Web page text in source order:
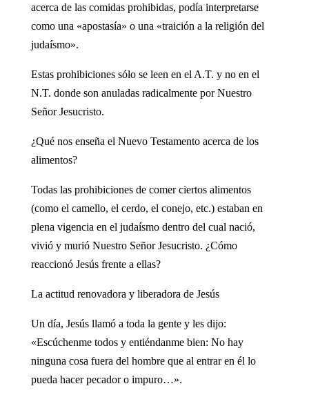
acerca de las comidas prohibidas, podía interpretarse
como una «apostasía» o una «traición a la religión del
judaísmo».
Estas prohibiciones sólo se leen en el A.T. y no en el
N.T. donde son anuladas radicalmente por Nuestro
Señor Jesucristo.
¿Qué nos enseña el Nuevo Testamento acerca de los
alimentos?
Todas las prohibiciones de comer ciertos alimentos
(como el camello, el cerdo, el conejo, etc.) estaban en
plena vigencia en el judaísmo dentro del cual nació,
vivió y murió Nuestro Señor Jesucristo. ¿Cómo
reaccionó Jesús frente a ellas?
La actitud renovadora y liberadora de Jesús
Un día, Jesús llamó a toda la gente y les dijo:
«Escúchenme todos y entiéndanme bien: No hay
ninguna cosa fuera del hombre que al entrar en él lo
pueda hacer pecador o impuro…».